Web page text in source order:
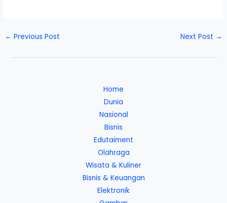
← Previous Post Next Post →
Home
Dunia
Nasional
Bisnis
Edutaiment
Olahraga
Wisata & Kuliner
Bisnis & Keuangan
Elektronik